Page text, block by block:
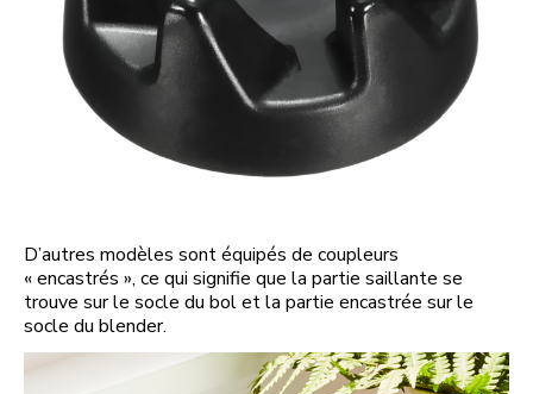
D’autres modèles sont équipés de coupleurs
« encastrés », ce qui signifie que la partie saillante se
trouve sur le socle du bol et la partie encastrée sur le
socle du blender.